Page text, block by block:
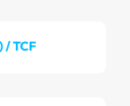
/ TCF